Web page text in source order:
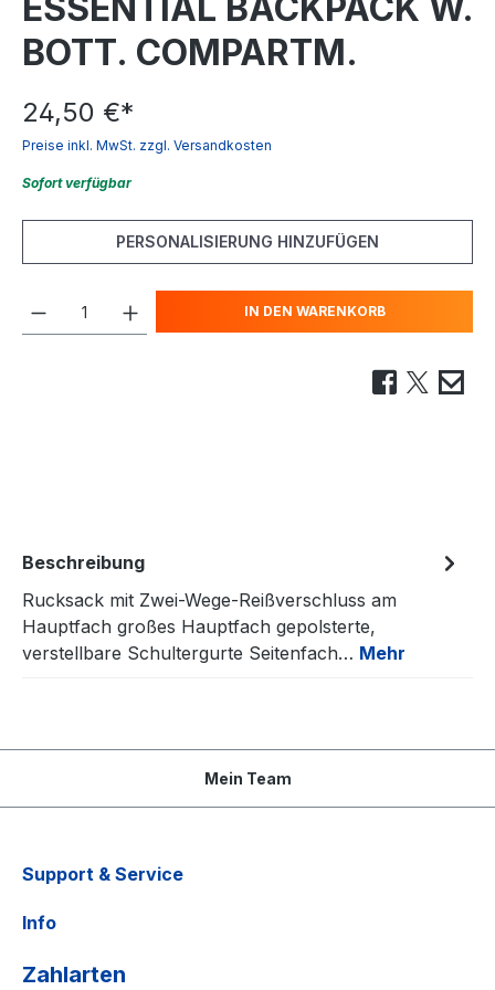
BOTT. COMPARTM.
24,50 €*
Preise inkl. MwSt. zzgl. Versandkosten
Sofort verfügbar
PERSONALISIERUNG HINZUFÜGEN
IN DEN WARENKORB
Beschreibung
Rucksack mit Zwei-Wege-Reißverschluss am
Hauptfach großes Hauptfach gepolsterte,
verstellbare Schultergurte Seitenfach… Mehr
Mein Team
Support & Service
Info
Zahlarten